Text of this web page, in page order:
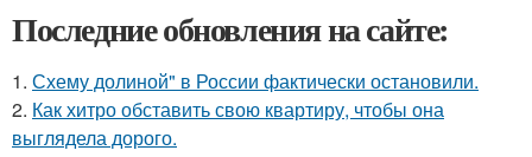
Последние обновления на сайте:
1. Схему долиной" в России фактически остановили.
2. Как хитро обставить свою квартиру, чтобы она
выглядела дорого.